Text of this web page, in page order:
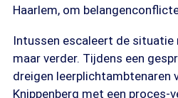
Haarlem, om
Intussen escaleert de situatie
maar verder. Tijdens een
dreigen leerplichtambtenaren
Knippenberg met een proces-